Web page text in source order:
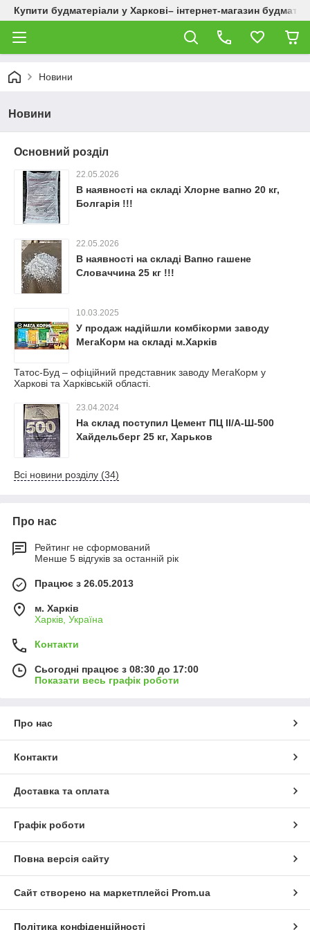
Купити будматеріали у Харкові– інтернет-магазин
Новини
Новини
Основний розділ
22.05.2026
В наявності на складі Хлорне вапно 20 кг,
Болгарія !!!
22.05.2026
В наявності на складі Вапно гашене
Словаччина 25 кг !!!
10.03.2025
У продаж надійшли комбікорми заводу
МегаКорм на складі м.Харків
Татос-Буд – офіційний представник заводу МегаКорм у
Харкові та Харківській області.
23.04.2024
На склад поступил Цемент ПЦ ІІ/А-Ш-500
Хайдельберг 25 кг, Харьков
Всі новини розділу (34)
Про нас
Рейтинг не сформований
Менше 5 відгуків за останній рік
Працює з 26.05.2013
м. Харків
Харків, Україна
Контакти
Сьогодні працює з 08:30 до 17:00
Показати весь графік роботи
Про нас
Контакти
Доставка та оплата
Графік роботи
Повна версія сайту
Сайт створено на маркетплейсі Prom.ua
Політика конфіденційності